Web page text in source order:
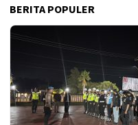
BERITA POPULER